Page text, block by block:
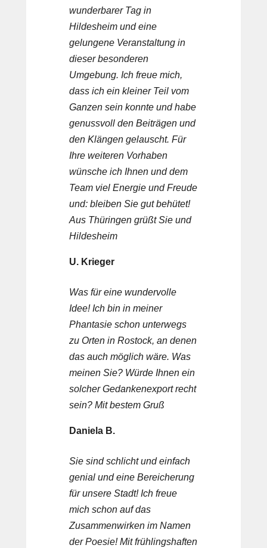
wunderbarer Tag in
Hildesheim und eine
gelungene Veranstaltung in
dieser besonderen
Umgebung. Ich freue mich,
dass ich ein kleiner Teil vom
Ganzen sein konnte und habe
genussvoll den Beiträgen und
den Klängen gelauscht. Für
Ihre weiteren Vorhaben
wünsche ich Ihnen und dem
Team viel Energie und Freude
und: bleiben Sie gut behütet!
Aus Thüringen grüßt Sie und
Hildesheim
U. Krieger
Was für eine wundervolle
Idee! Ich bin in meiner
Phantasie schon unterwegs
zu Orten in Rostock, an denen
das auch möglich wäre. Was
meinen Sie? Würde Ihnen ein
solcher Gedankenexport recht
sein? Mit bestem Gruß
Daniela B.
Sie sind schlicht und einfach
genial und eine Bereicherung
für unsere Stadt! Ich freue
mich schon auf das
Zusammenwirken im Namen
der Poesie! Mit frühlingshaften